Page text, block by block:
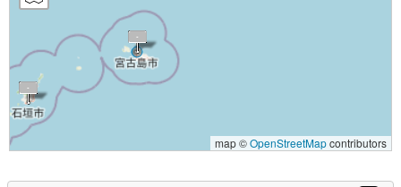
map ©OpenStreetMapcontributors